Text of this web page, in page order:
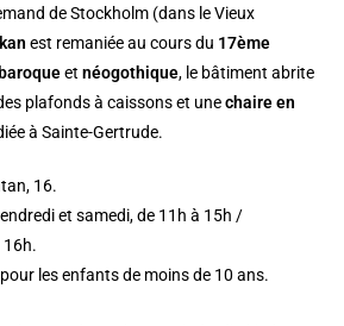
de Stockholm (dans le Vieux
est remaniée au cours du 17ème
baroqueetnéogothique, le bâtiment abrite
plafonds à caissons et unechaire en
à Sainte-Gertrude.
16.
et samedi, de 11h à 15h /
16h.
les enfants de moins de 10 ans.